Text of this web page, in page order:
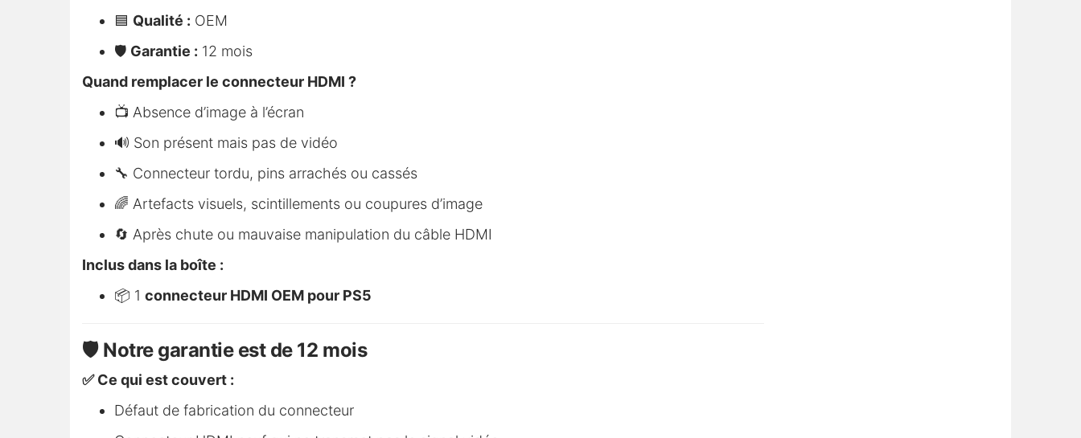
🟦 Qualité : OEM
🛡️ Garantie : 12 mois
Quand remplacer le connecteur HDMI ?
📺 Absence d’image à l’écran
🔊 Son présent mais pas de vidéo
🔧 Connecteur tordu, pins arrachés ou cassés
🌈 Artefacts visuels, scintillements ou coupures d’image
🔄 Après chute ou mauvaise manipulation du câble HDMI
Inclus dans la boîte :
📦 1 connecteur HDMI OEM pour PS5
🛡️ Notre garantie est de 12 mois
✅ Ce qui est couvert :
Défaut de fabrication du connecteur